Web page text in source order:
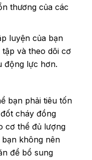
thương của các
luyện của bạn
và theo dõi cơ
động lực hơn.
bạn phải tiêu tốn
cháy đồng
cơ thể đủ lượng
không nên
để bổ sung